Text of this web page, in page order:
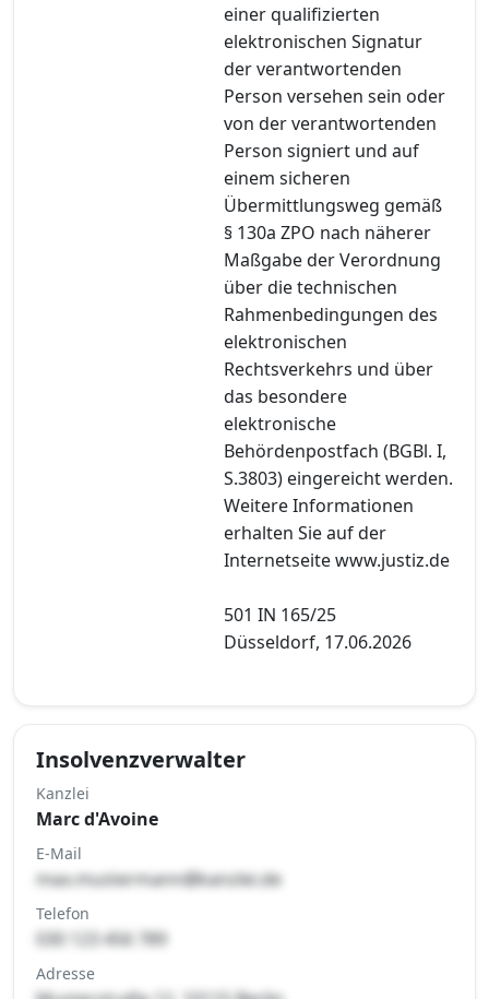
einer qualifizierten
elektronischen Signatur
der verantwortenden
Person versehen sein oder
von der verantwortenden
Person signiert und auf
einem sicheren
Übermittlungsweg gemäß
§ 130a ZPO nach näherer
Maßgabe der Verordnung
über die technischen
Rahmenbedingungen des
elektronischen
Rechtsverkehrs und über
das besondere
elektronische
Behördenpostfach (BGBl. I,
S.3803) eingereicht werden.
Weitere Informationen
erhalten Sie auf der
Internetseite www.justiz.de
501 IN 165/25
Düsseldorf, 17.06.2026
Insolvenzverwalter
Kanzlei
Marc d'Avoine
E-Mail
max.mustermann@kanzlei.de
Telefon
030 123 456 789
Adresse